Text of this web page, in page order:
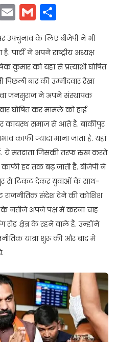
EmailGmail
उपचुनाव के लिए बीजेपी ने भी
पार्टी ने अपने राष्ट्रीय अध्यक्ष
कुमार को यहां से प्रत्याशी घोषित
बार की उम्मीदवार रेखा
जनसुराज ने अपने संस्थापक
घोषित कर मामले को हाई
कायस्थ समाज से आते हैं. बांकीपुर
काफी ज्यादा माना जाता है. यहां
ये मतदाता जिसकी तरफ रुख करते
काफी हद तक बढ़ जाती है. बीजेपी ने
से टिकट देकर युवाओं के साथ-
राजनीतिक संदेश देने की कोशिश
नतीजे अपने पक्ष में करना चाह
क्षेत्र के रहने वाले हैं. उन्होंने
यात्रा शुरू की और बाद में